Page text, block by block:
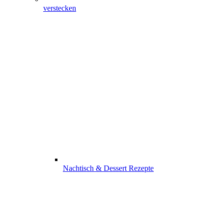
verstecken
Nachtisch & Dessert Rezepte